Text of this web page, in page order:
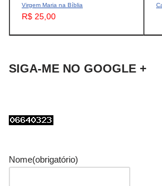
Virgem Maria na Bíblia
R$ 25,00
SIGA-ME NO GOOGLE +
Nome(obrigatório)